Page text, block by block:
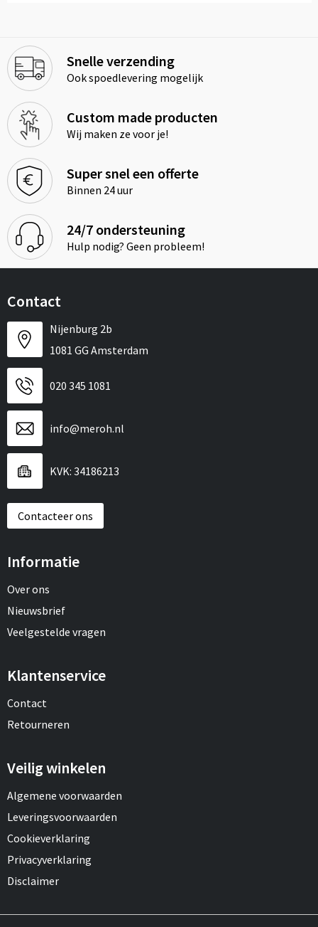
Snelle verzending
Ook spoedlevering mogelijk
Custom made producten
Wij maken ze voor je!
Super snel een offerte
Binnen 24 uur
24/7 ondersteuning
Hulp nodig? Geen probleem!
Contact
Nijenburg 2b
1081 GG Amsterdam
020 345 1081
info@meroh.nl
KVK: 34186213
Contacteer ons
Informatie
Over ons
Nieuwsbrief
Veelgestelde vragen
Klantenservice
Contact
Retourneren
Veilig winkelen
Algemene voorwaarden
Leveringsvoorwaarden
Cookieverklaring
Privacyverklaring
Disclaimer